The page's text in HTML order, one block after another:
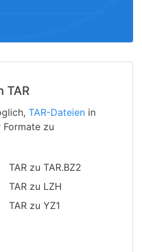
TAR
TAR-Dateien in
Formate zu
TAR zu TAR.BZ2
TAR zu LZH
TAR zu YZ1